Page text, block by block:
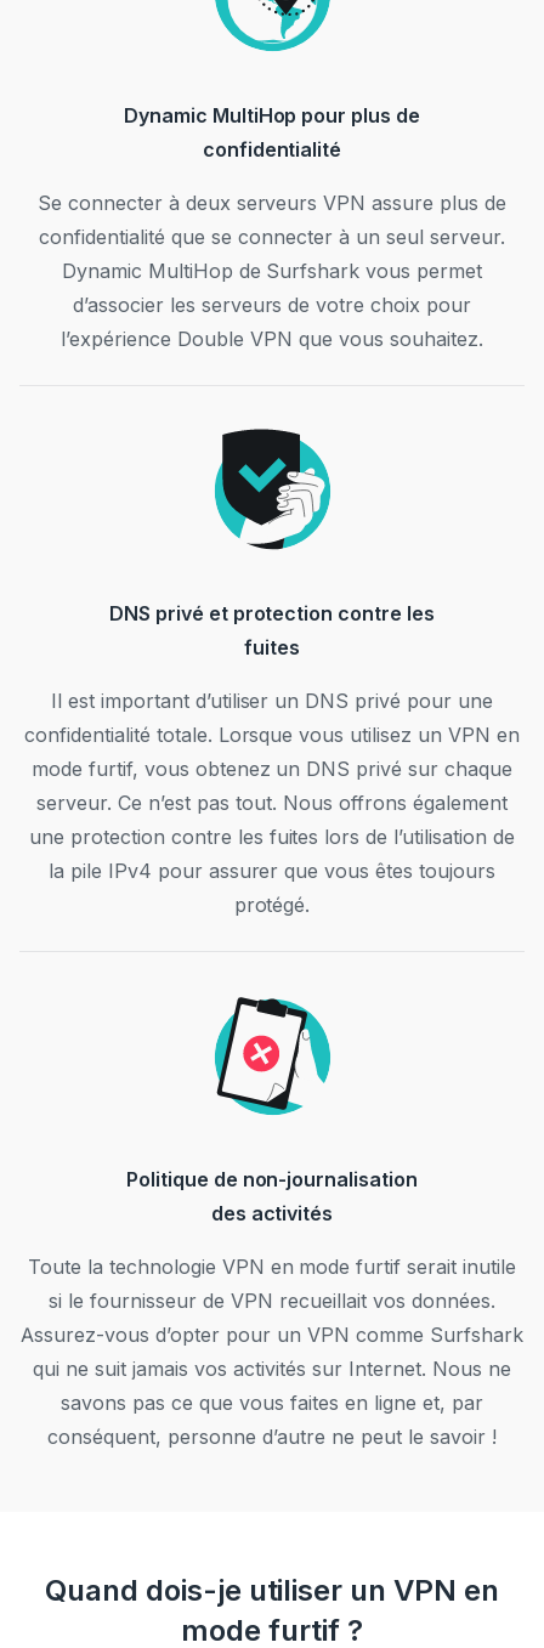
Dynamic MultiHop pour plus de
confidentialité
Se connecter à deux serveurs VPN assure plus de
confidentialité que se connecter à un seul serveur.
Dynamic MultiHop de Surfshark vous permet
d’associer les serveurs de votre choix pour
l’expérience Double VPN que vous souhaitez.
DNS privé et protection contre les
fuites
Il est important d’utiliser un DNS privé pour une
confidentialité totale. Lorsque vous utilisez un VPN en
mode furtif, vous obtenez un DNS privé sur chaque
serveur. Ce n’est pas tout. Nous offrons également
une protection contre les fuites lors de l’utilisation de
la pile IPv4 pour assurer que vous êtes toujours
protégé.
Politique de non-journalisation
des activités
Toute la technologie VPN en mode furtif serait inutile
si le fournisseur de VPN recueillait vos données.
Assurez-vous d’opter pour un VPN comme Surfshark
qui ne suit jamais vos activités sur Internet. Nous ne
savons pas ce que vous faites en ligne et, par
conséquent, personne d’autre ne peut le savoir !
Quand dois-je utiliser un VPN en
mode furtif ?